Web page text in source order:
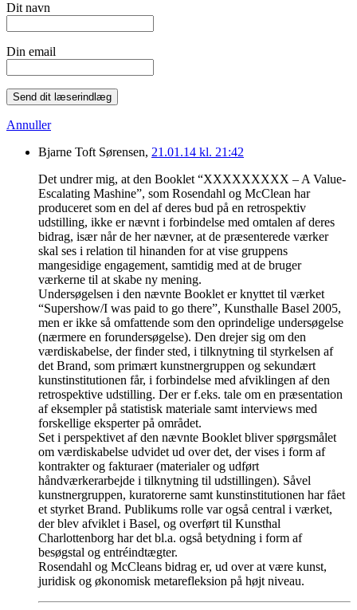
Dit navn
Din email
Send dit læserindlæg
Annuller
Bjarne Toft Sørensen, 21.01.14 kl. 21:42
Det undrer mig, at den Booklet “XXXXXXXXX – A Value-
Escalating Mashine”, som Rosendahl og McClean har
produceret som en del af deres bud på en retrospektiv
udstilling, ikke er nævnt i forbindelse med omtalen af deres
bidrag, især når de her nævner, at de præsenterede værker
skal ses i relation til hinanden for at vise gruppens
mangesidige engagement, samtidig med at de bruger
værkerne til at skabe ny mening.
Undersøgelsen i den nævnte Booklet er knyttet til værket
“Supershow/I was paid to go there”, Kunsthalle Basel 2005,
men er ikke så omfattende som den oprindelige undersøgelse
(nærmere en forundersøgelse). Den drejer sig om den
værdiskabelse, der finder sted, i tilknytning til styrkelsen af
det Brand, som primært kunstnergruppen og sekundært
kunstinstitutionen får, i forbindelse med afviklingen af den
retrospektive udstilling. Der er f.eks. tale om en præsentation
af eksempler på statistisk materiale samt interviews med
forskellige eksperter på området.
Set i perspektivet af den nævnte Booklet bliver spørgsmålet
om værdiskabelse udvidet ud over det, der vises i form af
kontrakter og fakturaer (materialer og udført
håndværkerarbejde i tilknytning til udstillingen). Såvel
kunstnergruppen, kuratorerne samt kunstinstitutionen har fået
et styrket Brand. Publikums rolle var også central i værket,
der blev afviklet i Basel, og overført til Kunsthal
Charlottenborg har det bl.a. også betydning i form af
besøgstal og entréindtægter.
Rosendahl og McCleans bidrag er, ud over at være kunst,
juridisk og økonomisk metarefleksion på højt niveau.